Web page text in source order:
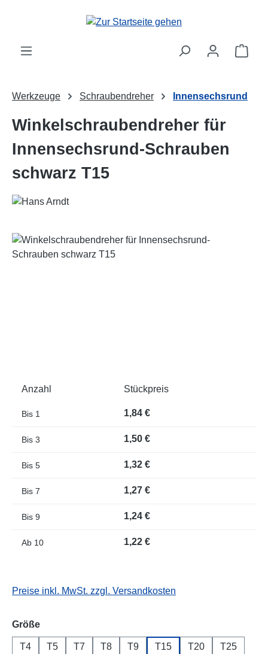
Zum Hauptinhalt springen
Werkzeuge Schraubendreher Innensechsrund
Winkelschraubendreher für
Innensechsrund-Schrauben
schwarz T15
Bildergalerie überspringen
Anzahl Stückpreis
Bis 1 1,84 €
Bis 3 1,50 €
Bis 5 1,32 €
Bis 7 1,27 €
Bis 9 1,24 €
Ab 10 1,22 €
Preise inkl. MwSt. zzgl. Versandkosten
Größeauswählen
T4 T5 T7 T8 T9 T15 T20
T25